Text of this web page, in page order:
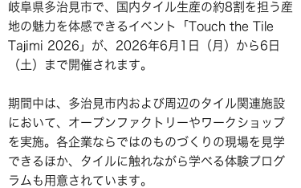
岐阜県多治見市で、国内タイル生産の約8割を担う産
地の魅力を体感できるイベント「Touch the Tile
Tajimi 2026」が、2026年6月1日（月）から6日
（土）まで開催されます。
期間中は、多治見市内および周辺のタイル関連施設
において、オープンファクトリーやワークショップ
を実施。各企業ならではのものづくりの現場を見学
できるほか、タイルに触れながら学べる体験プログ
ラムも用意されています。